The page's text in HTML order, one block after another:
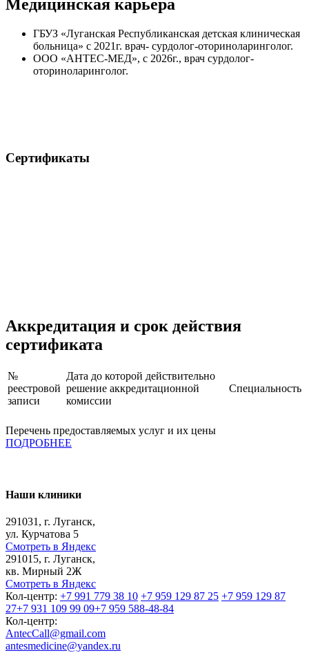
Медицинская карьера
ГБУЗ «Луганская Республиканская детская клиническая
больница» с 2021г. врач- сурдолог-оториноларинголог.
ООО «АНТЕС-МЕД», с 2026г., врач сурдолог-
оториноларинголог.
Сертификаты
Аккредитация и срок действия
сертификата
№
реестровой
записи
Дата до которой действительно
решение аккредитационной
комиссии
Специальность
Перечень предоставляемых услуг и их цены
ПОДРОБНЕЕ
Наши клиники
291031, г. Луганск,
ул. Курчатова 5
Смотреть в Яндекс
291015, г. Луганск,
кв. Мирный 2Ж
Смотреть в Яндекс
Кол-центр: +7 991 779 38 10 +7 959 129 87 25 +7 959 129 87
27+7 931 109 99 09+7 959 588-48-84
Кол-центр:
AntecCall@gmail.com
antesmedicine@yandex.ru